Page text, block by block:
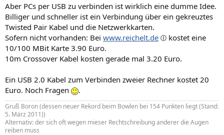
Aber PCs per USB zu verbinden ist wirklich eine dumme Idee.
Billiger und schneller ist ein Verbindung über ein gekreuztes
Twisted Pair Kabel und die Netzwerkkarten.
Sofern nicht vorhanden: Bei www.reichelt.de
kostet eine
10/100 MBit Karte 3.90 Euro.
10m Crossover Kabel kosten gerade mal 3.20 Euro.
Ein USB 2.0 Kabel zum Verbinden zweier Rechner kostet 20
Euro. Noch Fragen
.
Gruß Boron (dessen neuer Rekord beim Bowlen bei 154 Punkten liegt (Stand:
5. März 2011))
Alternativ: der sich oft wegen mieser Rechtschreibung anderer die Augen
reiben muss